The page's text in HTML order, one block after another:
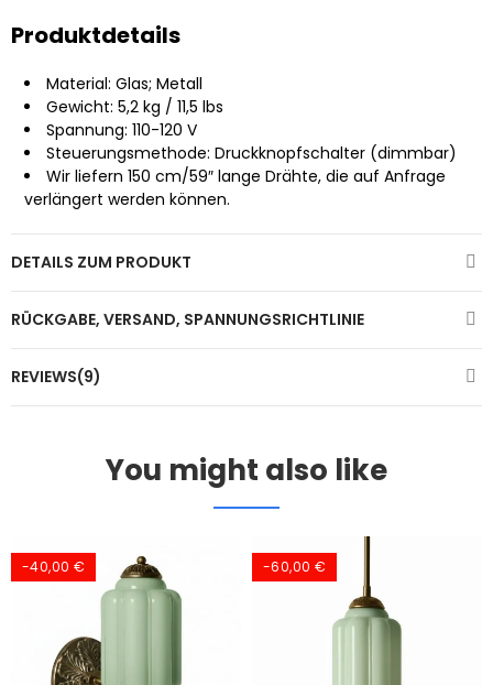
Produktdetails
Material: Glas; Metall
Gewicht: 5,2 kg / 11,5 lbs
Spannung: 110-120 V
Steuerungsmethode: Druckknopfschalter (dimmbar)
Wir liefern 150 cm/59″ lange Drähte, die auf Anfrage
verlängert werden können.
DETAILS ZUM PRODUKT
RÜCKGABE, VERSAND, SPANNUNGSRICHTLINIE
REVIEWS(9)
You might also like
-40,00 € -60,00 €